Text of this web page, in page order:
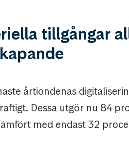
tillgångar
årtiondenas
Dessa utgör nu 84
med endast 32